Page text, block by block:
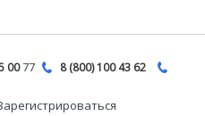
0077 8 (800) 100 43 62